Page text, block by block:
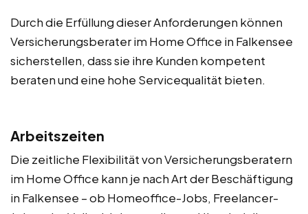
Durch die Erfüllung dieser Anforderungen können
Versicherungsberater im Home Office in Falkensee
sicherstellen, dass sie ihre Kunden kompetent
beraten und eine hohe Servicequalität bieten.
Arbeitszeiten
Die zeitliche Flexibilität von Versicherungsberatern
im Home Office kann je nach Art der Beschäftigung
in Falkensee – ob Homeoffice-Jobs, Freelancer-